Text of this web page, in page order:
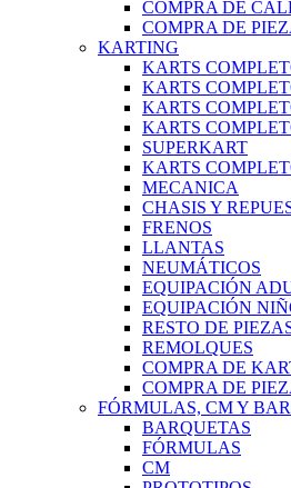
COMPRA DE
COMPRA DE
KARTING
KARTS
KARTS
KARTS
KARTS
SUPERKART
KARTS
MECANICA
CHASIS Y
FRENOS
LLANTAS
NEUMÁTICOS
EQUIPACIÓN
EQUIPACIÓN
RESTO DE
REMOLQUES
COMPRA DE
COMPRA DE
FÓRMULAS, CM Y
BARQUETAS
FÓRMULAS
CM